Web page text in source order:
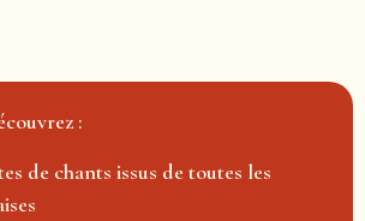
:
de chants issus de toutes les